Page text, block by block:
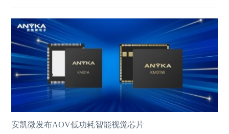
安凯微发布AOV低功耗智能视觉芯片